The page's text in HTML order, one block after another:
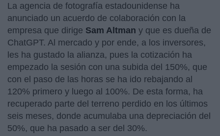
La agencia de fotografía estadounidense ha
anunciado un acuerdo de colaboración con la
empresa que dirige Sam Altman y que es dueña de
ChatGPT. Al mercado y por ende, a los inversores,
les ha gustado la alianza, pues la cotización ha
empezado la sesión con una subida del 150%, que
con el paso de las horas se ha ido rebajando al
120% primero y luego al 100%. De esta forma, ha
recuperado parte del terreno perdido en los últimos
seis meses, donde acumulaba una depreciación del
50%, que ha pasado a ser del 30%.